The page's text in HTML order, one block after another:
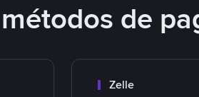
de
Zelle